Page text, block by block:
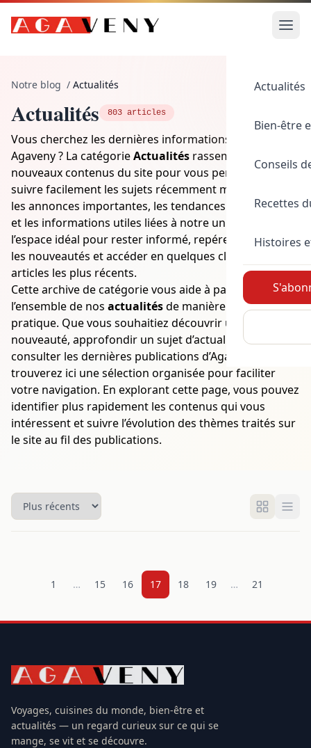
Actualités
Bien-être
Conseils
Recettes
Histoires
Notre blog / Actualités
Actualités 803 articles
Vous cherchez les dernières informations publiées sur
Agaveny ? La catégorieActualités rassemble les
nouveaux contenus du site pour vous permettre de
suivre facilement les sujets récemment mis en ligne,
les annonces importantes, les tendances du moment
et les informations utiles liées à notre univers. C’est
l’espace idéal pour rester informé, repérer rapidement
les nouveautés et accéder en quelques clics aux
articles les plus récents.
Cette archive de catégorie vous aide à parcourir
l’ensemble de nos actualitésde manière claire et
pratique. Que vous souhaitiez découvrir une
nouveauté, approfondir un sujet d’actualité ou
consulter les dernières publications d’Agaveny, vous
trouverez ici une sélection organisée pour faciliter
votre navigation. En explorant cette page, vous pouvez
identifier plus rapidement les contenus qui vous
intéressent et suivre l’évolution des thèmes traités sur
le site au fil des publications.
1 … 15 16 17 18 19 … 21
Voyages, cuisines du monde, bien-être et
actualités — un regard curieux sur ce qui se
mange, se vit et se découvre.